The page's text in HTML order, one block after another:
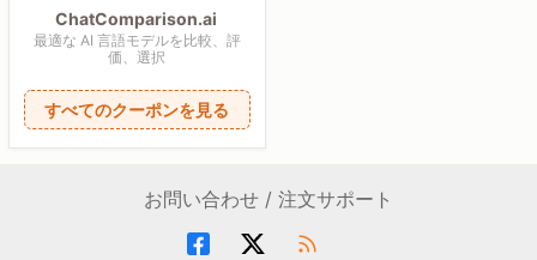
ChatComparison.ai
最適な AI 言語モデルを比較、評
価、選択
すべてのクーポンを見る
お問い合わせ / 注文サポート